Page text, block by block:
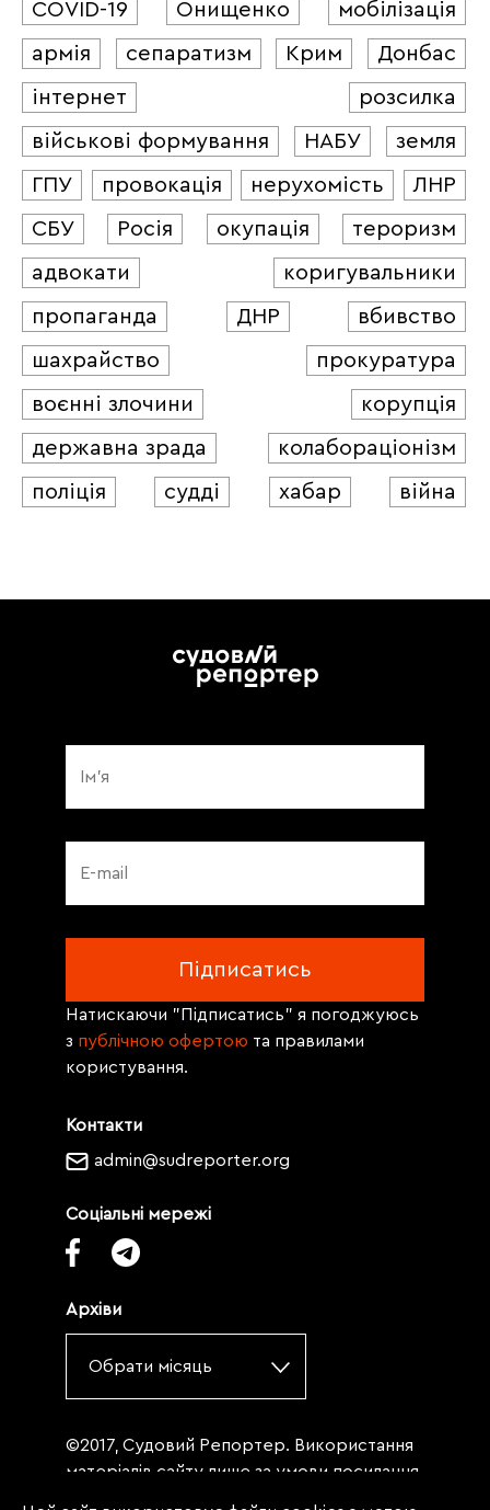
COVID-19
Онищенко
мобілізація
армія
сепаратизм Крим
Донбас
інтернет
розсилка
військові формування
НАБУ
земля
ГПУ
провокація нерухомість
ЛНР
СБУ
Росія окупація
тероризм
адвокати
коригувальники
пропаганда
ДНР
вбивство
шахрайство
прокуратура
воєнні злочини
корупція
державна зрада
колабораціонізм
поліція
судді хабар війна
Контакти
admin@sudreporter.org
Соціальні мережі
Архіви
Обрати місяць
Натискаючи "Підписатись" я погоджуюсь
з публічною офертою та правилами
користування.
©2017, Судовий Репортер. Використання
матеріалів сайту лише за умови посилання